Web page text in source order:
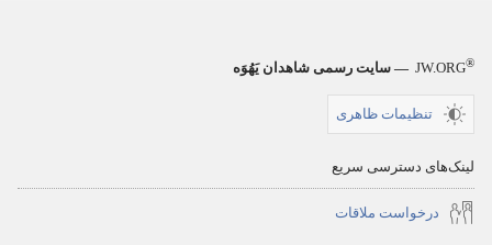
JW.ORG® — سایت رسمی شاهدان یَهُوَه
تنظیمات ظاهری
لینک‌های دسترسی سریع
درخواست ملاقات